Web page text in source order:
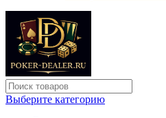
Выберите категорию